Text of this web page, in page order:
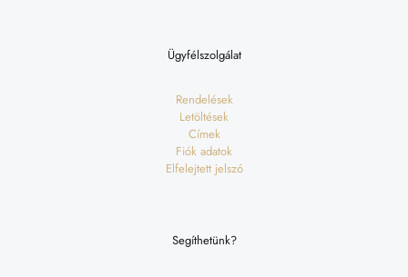
Ügyfélszolgálat
Rendelések
Letöltések
Címek
Fiók adatok
Elfelejtett jelszó
Segíthetünk?